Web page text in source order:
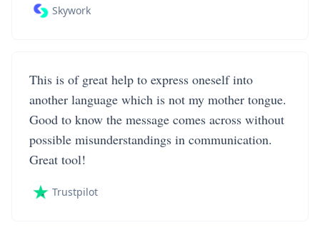
Skywork
This is of great help to express oneself into
another language which is not my mother tongue.
Good to know the message comes across without
possible misunderstandings in communication.
Great tool!
Trustpilot